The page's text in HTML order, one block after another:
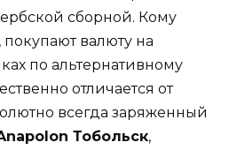
сборной. Кому
покупают валюту на
по альтернативному
отличается от
всегда заряженный
Тобольск,